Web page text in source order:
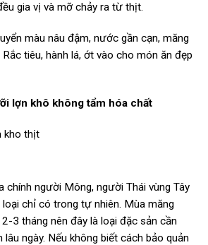
gia vị và mỡ chảy ra từ thịt.
màu nâu đậm, nước gần cạn, măng
tiêu, hành lá, ớt vào cho món ăn đẹp
lợn khô không tẩm hóa chất
chính người Mông, người Thái vùng Tây
chỉ có trong tự nhiên. Mùa măng
3 tháng nên đây là loại đặc sản cần
lâu ngày. Nếu không biết cách bảo quản